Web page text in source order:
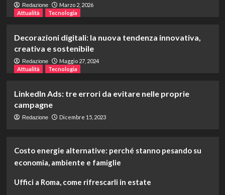
Redazione
Marzo 2, 2026
Attualità
Tecnologia
Decorazioni digitali: la nuova tendenza innovativa,
creativa e sostenibile
Redazione
Maggio 27, 2024
Attualità
Tecnologia
LinkedIn Ads: tre errori da evitare nelle proprie
campagne
Redazione Dicembre 15, 2023
Costo energie alternative: perché stanno pesando su
economia, ambiente e famiglie
Uffici a Roma, come rifrescarli in estate